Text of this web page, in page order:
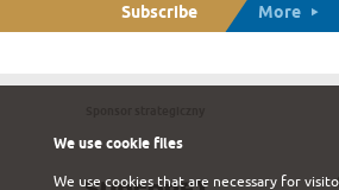
Subscribe More
We use cookie files
We use cookies that are necessary for